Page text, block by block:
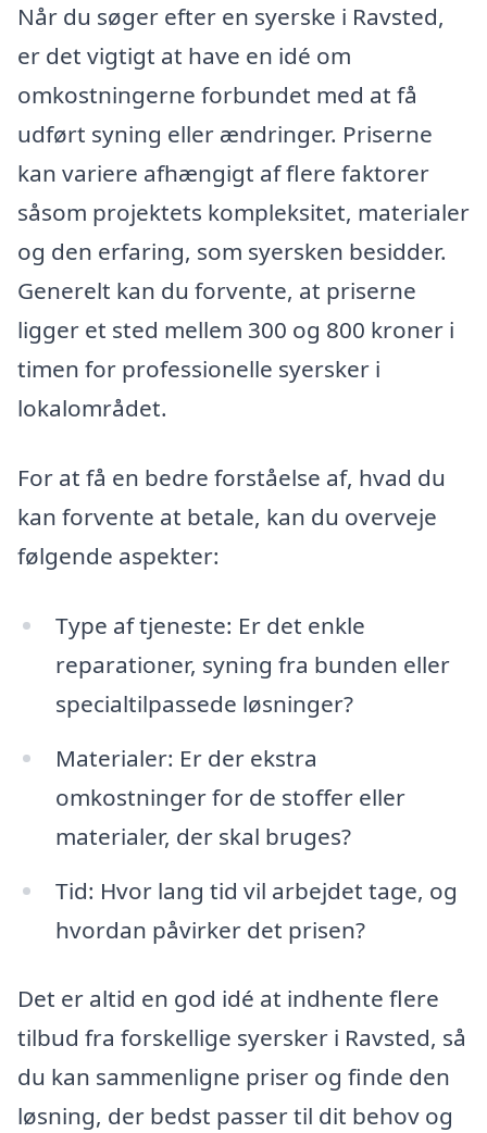
Når du søger efter en syerske i Ravsted,
er det vigtigt at have en idé om
omkostningerne forbundet med at få
udført syning eller ændringer. Priserne
kan variere afhængigt af flere faktorer
såsom projektets kompleksitet, materialer
og den erfaring, som syersken besidder.
Generelt kan du forvente, at priserne
ligger et sted mellem 300 og 800 kroner i
timen for professionelle syersker i
lokalområdet.
For at få en bedre forståelse af, hvad du
kan forvente at betale, kan du overveje
følgende aspekter:
Type af tjeneste: Er det enkle
reparationer, syning fra bunden eller
specialtilpassede løsninger?
Materialer: Er der ekstra
omkostninger for de stoffer eller
materialer, der skal bruges?
Tid: Hvor lang tid vil arbejdet tage, og
hvordan påvirker det prisen?
Det er altid en god idé at indhente flere
tilbud fra forskellige syersker i Ravsted, så
du kan sammenligne priser og finde den
løsning, der bedst passer til dit behov og